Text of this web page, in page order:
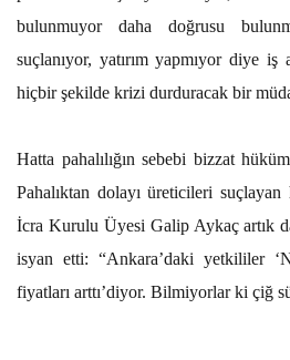
bulunmuyor daha doğrusu
suçlanıyor, yatırım yapmıyor diye iş
hiçbir şekilde krizi durduracak bir
Hatta pahalılığın sebebi bizzat
Pahalıktan dolayı üreticileri
İcra Kurulu Üyesi Galip Aykaç artık
isyan etti: “Ankara’daki yetkililer
fiyatları arttı’diyor. Bilmiyorlar ki çiğ